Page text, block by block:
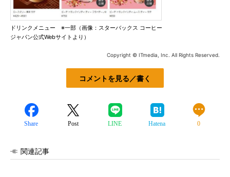
ドリンクメニュー ※一部（画像：スターバックス コーヒー
ジャパン公式Webサイトより）
Copyright © ITmedia, Inc. All Rights Reserved.
コメントを見る／書く
Share Post LINE Hatena 0
関連記事